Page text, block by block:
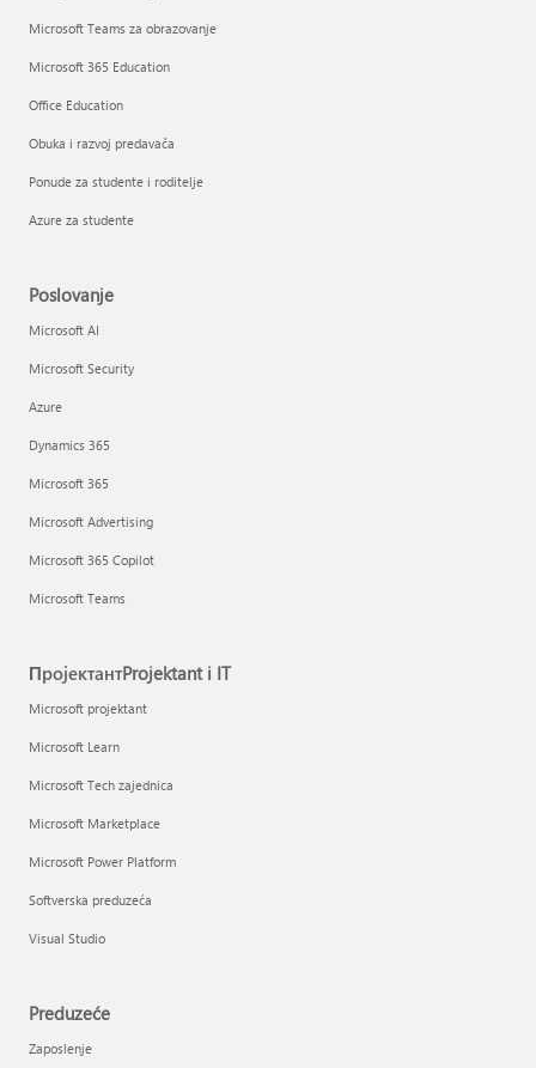
Microsoft Teams za obrazovanje
Microsoft 365 Education
Office Education
Obuka i razvoj predavača
Ponude za studente i roditelje
Azure za studente
Poslovanje
Microsoft AI
Microsoft Security
Azure
Dynamics 365
Microsoft 365
Microsoft Advertising
Microsoft 365 Copilot
Microsoft Teams
ПројектантProjektant i IT
Microsoft projektant
Microsoft Learn
Microsoft Tech zajednica
Microsoft Marketplace
Microsoft Power Platform
Softverska preduzeća
Visual Studio
Preduzeće
Zaposlenje